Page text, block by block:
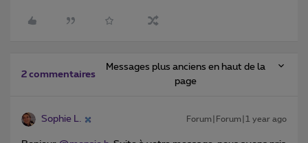
2 commentaires
Messages plus anciens en haut de la
page
Sophie L. Forum|Forum|1 year ago